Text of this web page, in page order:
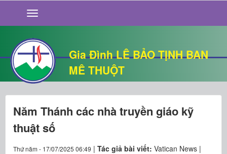
Gia Đình LÊ BẢO TỊNH BAN
MÊ THUỘT
GIỚI THIỆU
TIN TỨC
SỐNG ĐẠO
CHUYỆN NHÀ
QUÁN VĂN
THƯ GIÃN
Năm Thánh các nhà truyền giáo kỹ
thuật số
Thứ năm - 17/07/2025 06:49 | Tác giả bài viết: Vatican News |